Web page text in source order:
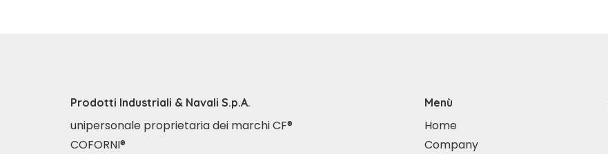
Prodotti Industriali & Navali S.p.A.
unipersonale proprietaria dei marchi CF®
COFORNI®
Menù
Home
Company